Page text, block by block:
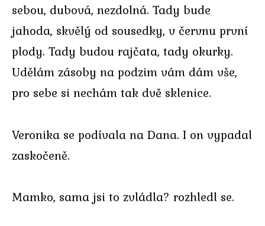
sebou, dubová, nezdolná. Tady bude
jahoda, skvělý od sousedky, v červnu první
plody. Tady budou rajčata, tady okurky.
Udělám zásoby na podzim vám dám vše,
pro sebe si nechám tak dvě sklenice.
Veronika se podívala na Dana. I on vypadal
zaskočeně.
Mamko, sama jsi to zvládla? rozhledl se.